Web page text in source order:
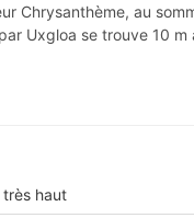
Chrysanthème, au
Uxgloa se trouve 10
très haut